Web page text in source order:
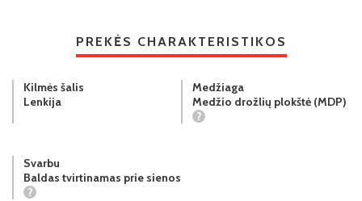
PREKĖS CHARAKTERISTIKOS
Kilmės šalis
Lenkija
Medžiaga
Medžio drožlių plokštė (MDP)
?
Svarbu
Baldas tvirtinamas prie sienos
?